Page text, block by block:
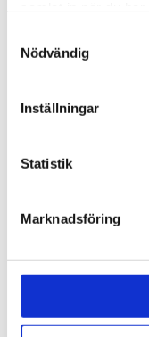
Nödvändig
Inställningar
Statistik
Marknadsföring
Om varumärket